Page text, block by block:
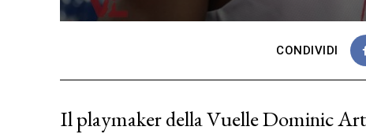
CONDIVIDI
Il playmaker della Vuelle Dominic